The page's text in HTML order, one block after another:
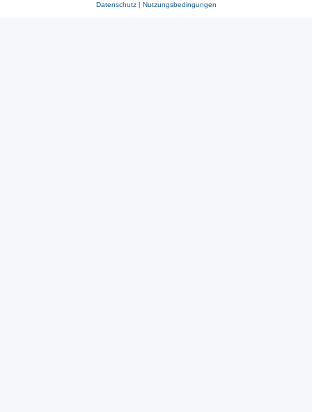
Datenschutz| Nutzungsbedingungen